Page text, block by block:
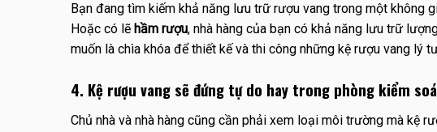
Bạn đang tìm kiếm khả năng lưu trữ rượu vang trong một không
Hoặc có lẽ hầm rượu, nhà hàng của bạn có khả năng lưu trữ
muốn là chìa khóa để thiết kế và thi công những kệ rượu vang lý
4. Kệ rượu vang sẽ đứng tự do hay trong phòng kiểm
Chủ nhà và nhà hàng cũng cần phải xem loại môi trường mà